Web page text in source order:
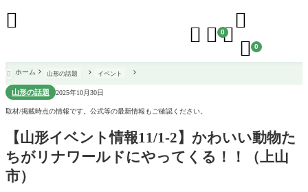
  0

 0

 ホーム 山形の話題 イベント
山形の話題 2025年10月30日
取材/掲載時点の情報です。公式等の最新情報もご確認ください。
【山形イベント情報11/1-2】かわいい動物た
ちがリナワールドにやってくる！！（上山
市）